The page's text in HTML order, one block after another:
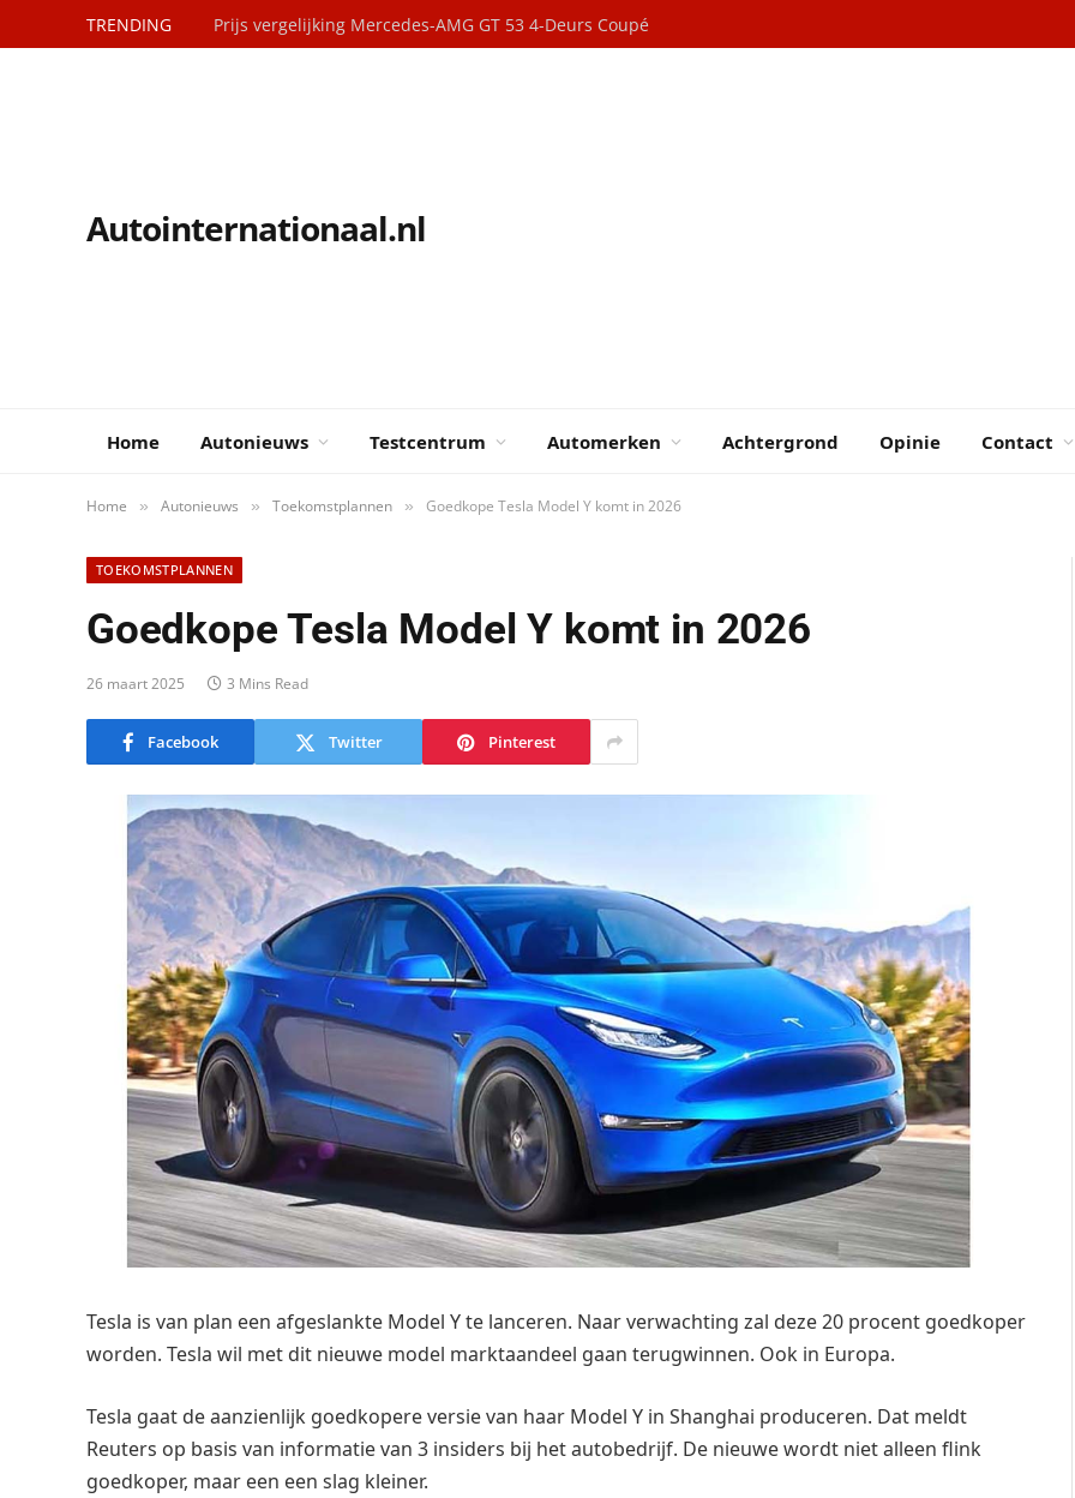
TRENDING Prijs vergelijking Mercedes-AMG GT 53 4-Deurs Coupé
Autointernationaal.nl
Home Autonieuws Testcentrum Automerken Achtergrond Opinie Contact
Home » Autonieuws » Toekomstplannen » Goedkope Tesla Model Y komt in 2026
TOEKOMSTPLANNEN
Goedkope Tesla Model Y komt in 2026
26 maart 2025 3 Mins Read
Facebook Twitter Pinterest
Tesla is van plan een afgeslankte Model Y te lanceren. Naar verwachting zal deze 20 procent goedkoper
worden. Tesla wil met dit nieuwe model marktaandeel gaan terugwinnen. Ook in Europa.
Tesla gaat de aanzienlijk goedkopere versie van haar Model Y in Shanghai produceren. Dat meldt
Reuters op basis van informatie van 3 insiders bij het autobedrijf. De nieuwe wordt niet alleen flink
goedkoper, maar een een slag kleiner.